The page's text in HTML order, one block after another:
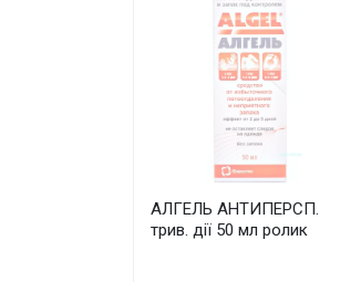
АЛГЕЛЬ АНТИПЕРСП.
трив. дії 50 мл ролик